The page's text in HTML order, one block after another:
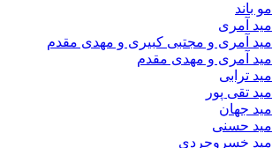
و مجتبی کبیری و مهدى مقدم
و مهدی مقدم